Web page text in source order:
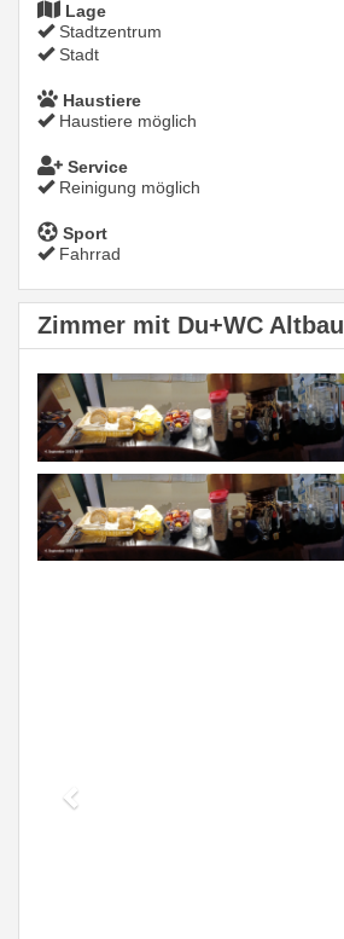
Lage
Stadtzentrum
Stadt
Haustiere
Haustiere möglich
Service
Reinigung möglich
Sport
Fahrrad
Zimmer mit Du+WC Altbau
Previous